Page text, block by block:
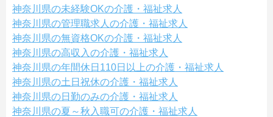
神奈川県の未経験OKの介護・福祉求人
神奈川県の管理職求人の介護・福祉求人
神奈川県の無資格OKの介護・福祉求人
神奈川県の高収入の介護・福祉求人
神奈川県の年間休日110日以上の介護・福祉求人
神奈川県の土日祝休の介護・福祉求人
神奈川県の日勤のみの介護・福祉求人
神奈川県の夏～秋入職可の介護・福祉求人